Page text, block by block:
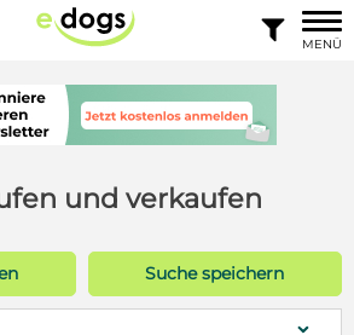

MENÜ
und verkaufen
Suche speichern